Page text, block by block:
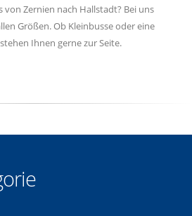
von Zernien nach Hallstadt? Bei uns
Größen. Ob Kleinbusse oder eine
Ihnen gerne zur Seite.